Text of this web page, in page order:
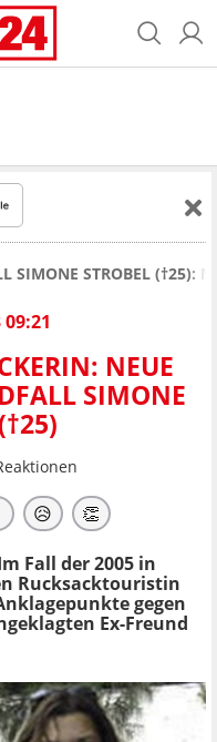
SIMONE STROBEL (†25):
NEUE
SIMONE
😥 👏
Fall der 2005 in
Rucksacktouristin
gegen
Ex-Freund